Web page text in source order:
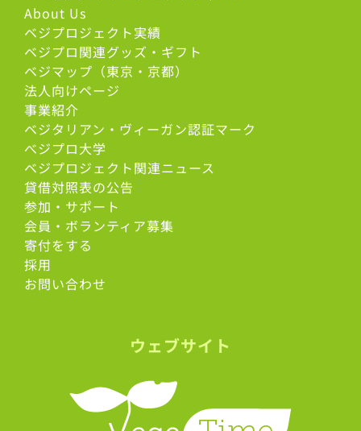
About Us
ベジプロジェクト実績
ベジプロ関連グッズ・ギフト
ベジマップ（東京・京都）
法人向けページ
事業紹介
ベジタリアン・ヴィーガン認証マーク
べジプロ大学
ベジプロジェクト関連ニュース
貸借対照表の公告
参加・サポート
会員・ボランティア募集
寄付をする
採用
お問い合わせ
ウェブサイト